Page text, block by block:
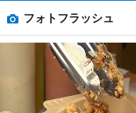
フォトフラッシュ